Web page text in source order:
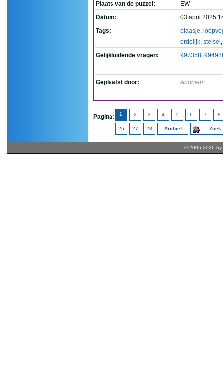
Plaats van de puzzel:
EW
Datum:
03 april 2025
Tags:
blaasje,
ordelijk, stelsel ,
Gelijkluidende vragen:
997358,
Geplaatst door: Anoniem
Pagina: 1 2 3 4 5 6 7 8
26 27 28 Archief Zoek
© 2005-2026 by